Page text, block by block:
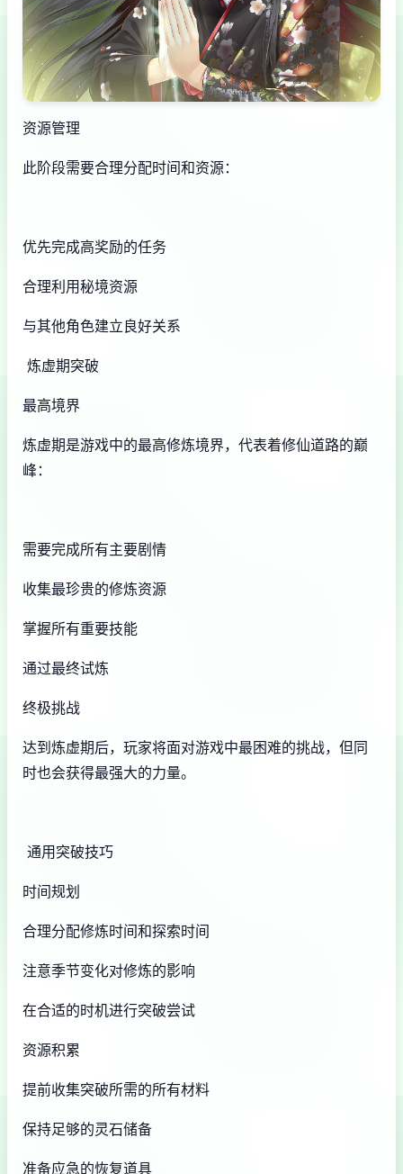
资源管理
此阶段需要合理分配时间和资源：
优先完成高奖励的任务
合理利用秘境资源
与其他角色建立良好关系
炼虚期突破
最高境界
炼虚期是游戏中的最高修炼境界，代表着修仙道路的巅
峰：
需要完成所有主要剧情
收集最珍贵的修炼资源
掌握所有重要技能
通过最终试炼
终极挑战
达到炼虚期后，玩家将面对游戏中最困难的挑战，但同
时也会获得最强大的力量。
通用突破技巧
时间规划
合理分配修炼时间和探索时间
注意季节变化对修炼的影响
在合适的时机进行突破尝试
资源积累
提前收集突破所需的所有材料
保持足够的灵石储备
准备应急的恢复道具